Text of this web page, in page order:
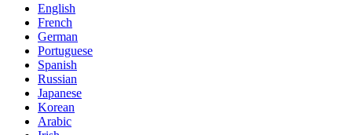
English
French
German
Portuguese
Spanish
Russian
Japanese
Korean
Arabic